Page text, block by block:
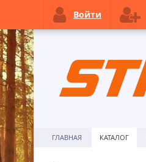
ГЛАВНАЯ КАТАЛОГ
Войти